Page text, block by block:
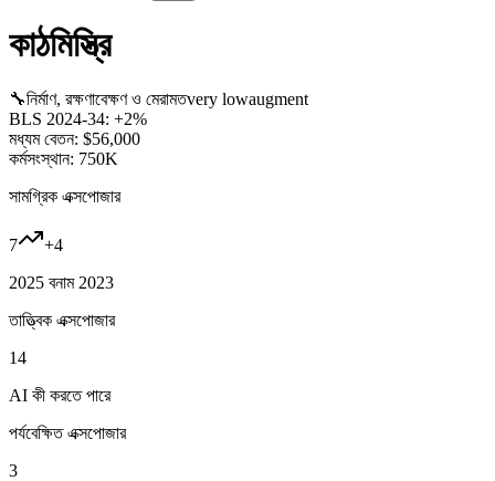
কাঠমিস্ত্রি
🔧নির্মাণ, রক্ষণাবেক্ষণ ও মেরামতvery lowaugment
BLS 2024-34: +2%
মধ্যম বেতন: $56,000
কর্মসংস্থান: 750K
সামগ্রিক এক্সপোজার
7 +4
2025 বনাম 2023
তাত্ত্বিক এক্সপোজার
14
AI কী করতে পারে
পর্যবেক্ষিত এক্সপোজার
3